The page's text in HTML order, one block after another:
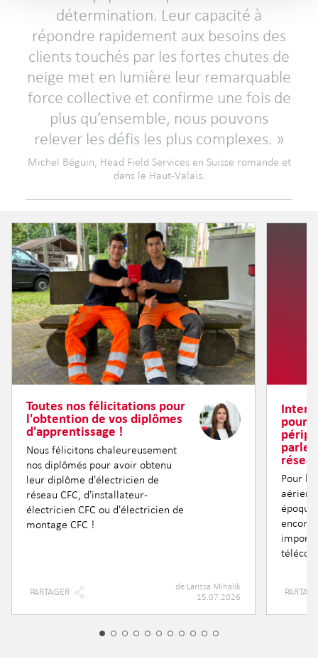
détermination. Leur capacité à
répondre rapidement aux besoins des
clients touchés par les fortes chutes de
neige met en lumière leur remarquable
force collective et confirme une fois de
plus qu’ensemble, nous pouvons
relever les défis les plus complexes.
Michel Béguin, Head Field Services en Suisse romande et
dans le Haut-Valais.
Toutes nos félicitations pour
l'obtention de vos diplômes
d'apprentissage !
Nous félicitons chaleureusement
nos diplômés pour avoir obtenu
leur diplôme d'électricien de
réseau CFC, d'installateur-
électricien CFC ou d'électricien de
montage CFC !
PARTAGER de Larissa Mihalik
15.07.2026
pour
parle
Pour
encore